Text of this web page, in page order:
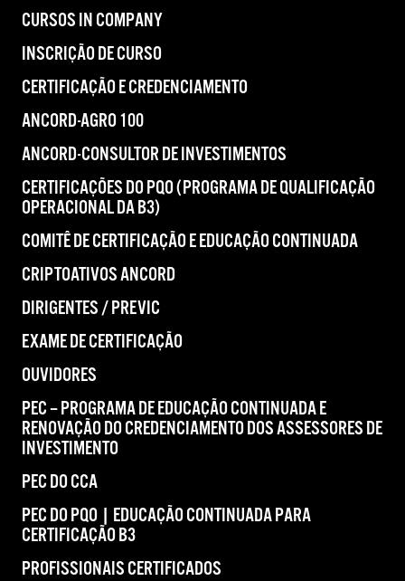
CURSOS IN COMPANY
INSCRIÇÃO DE CURSO
CERTIFICAÇÃO E CREDENCIAMENTO
ANCORD-AGRO 100
ANCORD-CONSULTOR DE INVESTIMENTOS
CERTIFICAÇÕES DO PQO (PROGRAMA DE QUALIFICAÇÃO
OPERACIONAL DA B3)
COMITÊ DE CERTIFICAÇÃO E EDUCAÇÃO CONTINUADA
CRIPTOATIVOS ANCORD
DIRIGENTES / PREVIC
EXAME DE CERTIFICAÇÃO
OUVIDORES
PEC – PROGRAMA DE EDUCAÇÃO CONTINUADA E
RENOVAÇÃO DO CREDENCIAMENTO DOS ASSESSORES DE
INVESTIMENTO
PEC DO CCA
PEC DO PQO | EDUCAÇÃO CONTINUADA PARA
CERTIFICAÇÃO B3
PROFISSIONAIS CERTIFICADOS